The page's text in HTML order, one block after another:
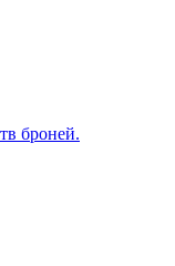
броней.